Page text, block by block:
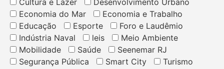
Cultura e Lazer
Desenvolvimento Urbano
Economia do Mar
Economia e Trabalho
Educação
Esporte
Foro e Laudêmio
Indústria Naval
leis
Meio Ambiente
Mobilidade
Saúde
Seenemar RJ
Segurança Pública
Smart City
Turismo